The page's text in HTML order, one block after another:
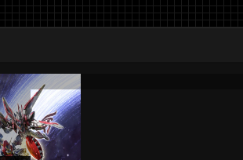
Souls of Bombarika anuncia
lanzamiento